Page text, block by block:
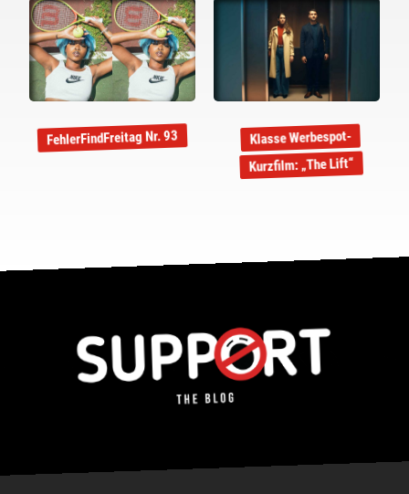
FehlerFindFreitag Nr. 93 Klasse Werbespot-
Kurzfilm: „The Lift“